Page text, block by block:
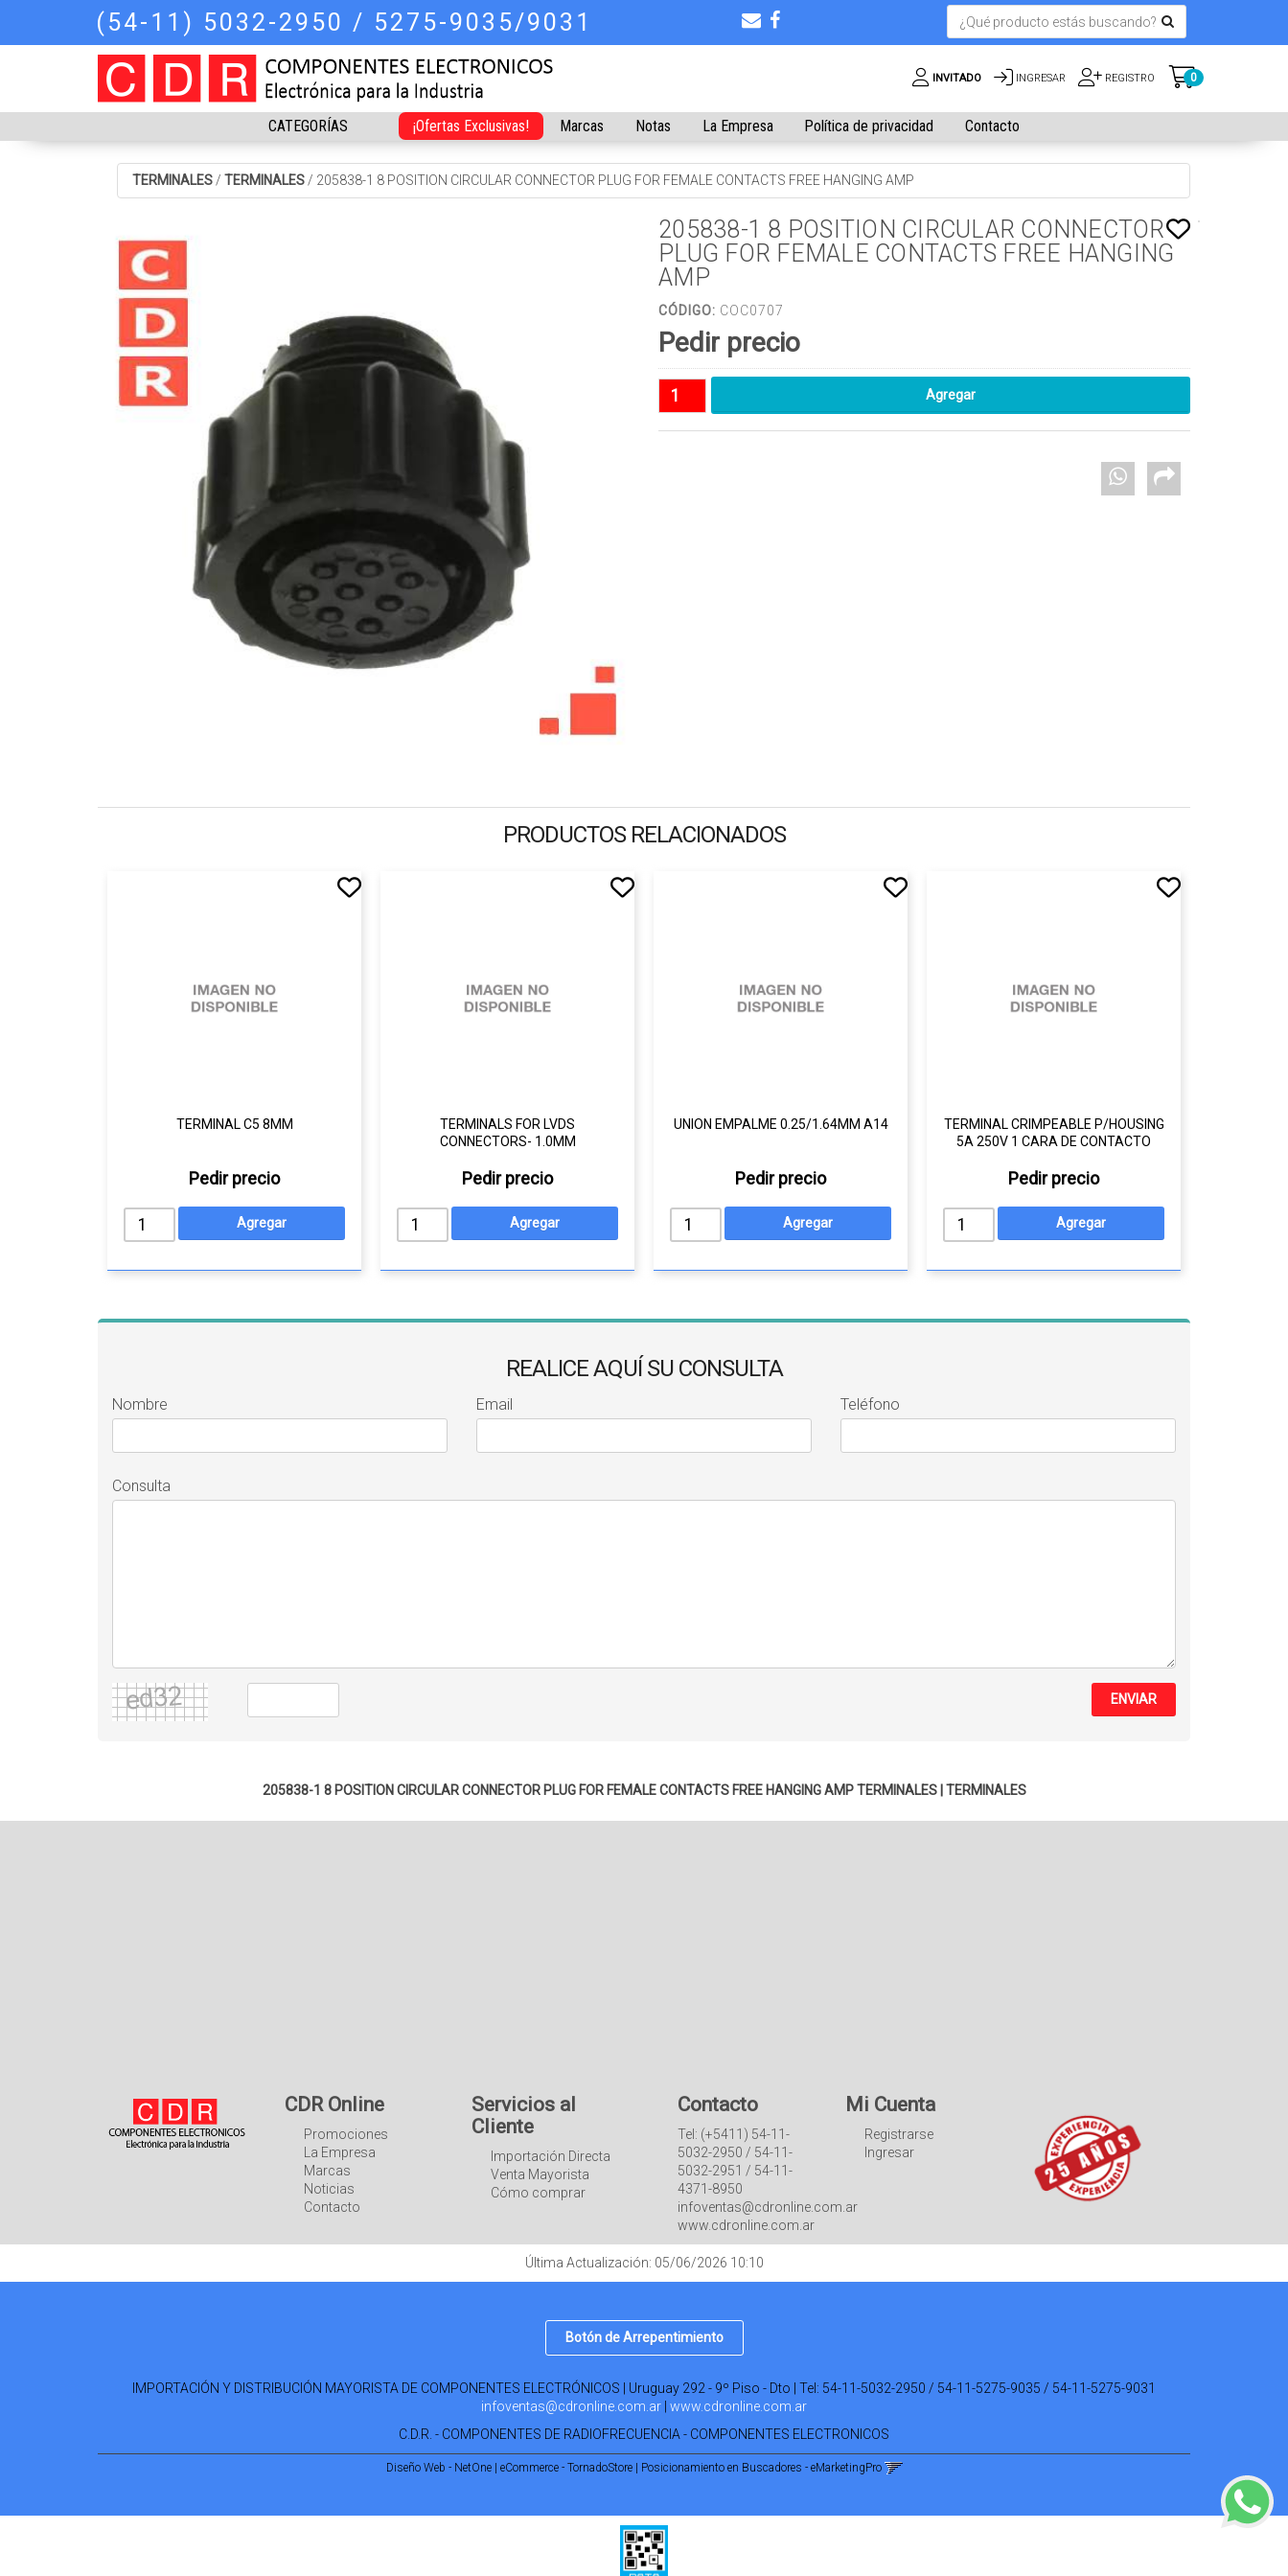
(54-11) 5032-2950 / 5275-9035/9031
INVITADO INGRESAR REGISTRO 0
CATEGORÍAS ¡Ofertas Exclusivas! Marcas Notas La Empresa Política de privacidad Contacto
TERMINALES / TERMINALES / 205838-1 8 POSITION CIRCULAR CONNECTOR PLUG FOR FEMALE CONTACTS FREE HANGING AMP
205838-1 8 POSITION CIRCULAR CONNECTOR
PLUG FOR FEMALE CONTACTS FREE HANGING
AMP
CÓDIGO: COC0707
Pedir precio
PRODUCTOS RELACIONADOS
TERMINAL C5 8MM
Pedir precio
TERMINALS FOR LVDS
CONNECTORS- 1.0MM
Pedir precio
UNION EMPALME 0.25/1.64MM A14
Pedir precio
TERMINAL CRIMPEABLE P/HOUSING
5A 250V 1 CARA DE CONTACTO
Pedir precio
REALICE AQUÍ SU CONSULTA
Nombre Email Teléfono
Consulta
ENVIAR
205838-1 8 POSITION CIRCULAR CONNECTOR PLUG FOR FEMALE CONTACTS FREE HANGING AMP TERMINALES| TERMINALES
CDR Online
Promociones
La Empresa
Marcas
Noticias
Contacto
Servicios al
Cliente
Importación Directa
Venta Mayorista
Cómo comprar
Contacto
Tel: (+5411) 54-11-
5032-2950 / 54-11-
5032-2951 / 54-11-
4371-8950
infoventas@cdronline.com.ar
www.cdronline.com.ar
Mi Cuenta
Registrarse
Ingresar
Última Actualización: 05/06/2026 10:10
Botón de Arrepentimiento
IMPORTACIÓN Y DISTRIBUCIÓN MAYORISTA DE COMPONENTES ELECTRÓNICOS | Uruguay 292 - 9º Piso - Dto | Tel: 54-11-5032-2950 / 54-11-5275-9035 / 54-11-5275-9031
infoventas@cdronline.com.ar www.cdronline.com.ar
C.D.R. - COMPONENTES DE RADIOFRECUENCIA - COMPONENTES ELECTRONICOS
Diseño Web - NetOne| eCommerce - TornadoStore| Posicionamiento en Buscadores - eMarketingPro